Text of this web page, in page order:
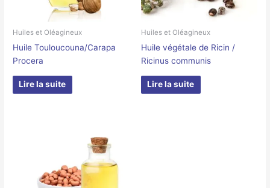
Huiles et Oléagineux
Huile Touloucouna/Carapa
Procera
Lire la suite
Huiles et Oléagineux
Huile végétale de Ricin /
Ricinus communis
Lire la suite